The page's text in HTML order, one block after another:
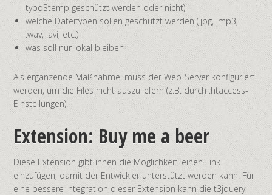
typo3temp geschützt werden oder nicht)
welche Dateitypen sollen geschützt werden (.jpg, .mp3,
.wav, .avi, etc.)
was soll nur lokal bleiben
Als ergänzende Maßnahme, muss der Web-Server konfiguriert
werden, um die Files nicht auszuliefern (z.B. durch .htaccess-
Einstellungen).
Extension: Buy me a beer
Diese Extension gibt ihnen die Möglichkeit, einen Link
einzufügen, damit der Entwickler unterstützt werden kann. Für
eine bessere Integration dieser Extension kann die t3jquery